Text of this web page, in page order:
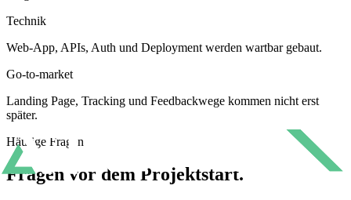
Technik
Web-App, APIs, Auth und Deployment werden wartbar gebaut.
Go-to-market
Landing Page, Tracking und Feedbackwege kommen nicht erst
später.
Häufige Fragen
Fragen vor dem Projektstart.